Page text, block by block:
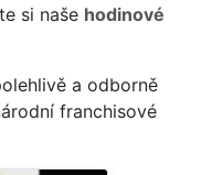
si naše hodinové
a odborně
franchisové